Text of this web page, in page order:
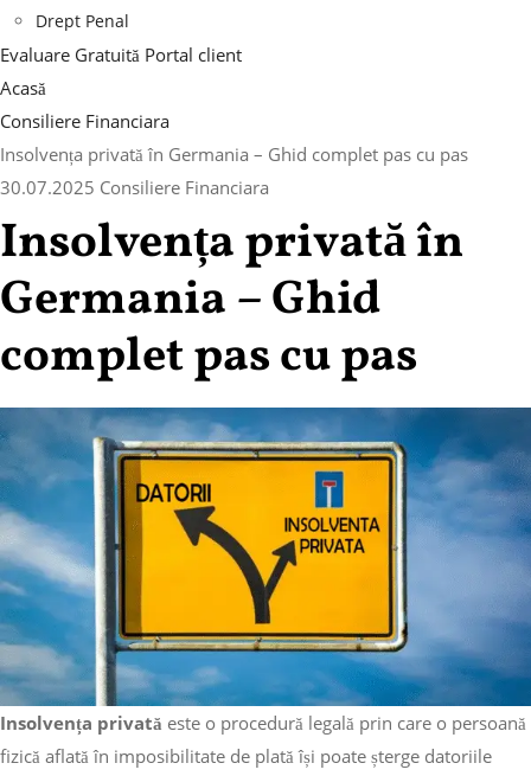
Drept Penal
Evaluare Gratuită Portal client
Acasă
Consiliere Financiara
Insolvența privată în Germania – Ghid complet pas cu pas
30.07.2025 Consiliere Financiara
Insolvența privată în
Germania – Ghid
complet pas cu pas
Insolvența privată este o procedură legală prin care o persoană
fizică aflată în imposibilitate de plată își poate șterge datoriile